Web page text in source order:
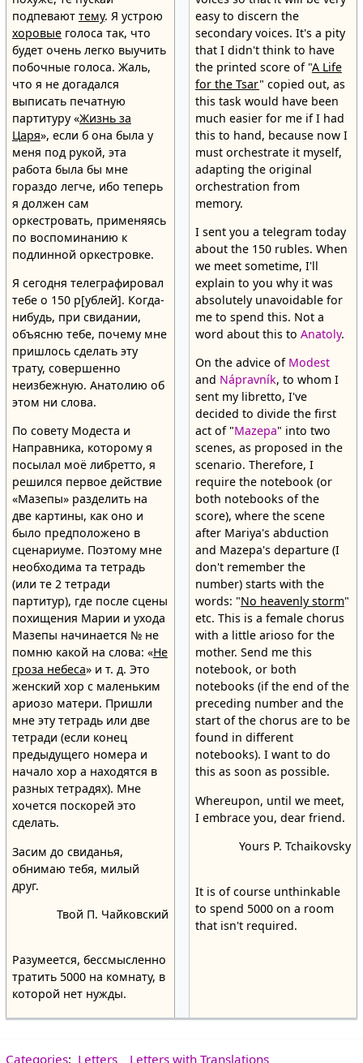
подпевают тему. Я устрою
хоровыеголоса так, что
будет очень легко выучить
побочные голоса. Жаль,
что я не догадался
выписать печатную
партитуру «Жизнь за
Царя», если б она была у
меня под рукой, эта
работа была бы мне
гораздо легче, ибо теперь
я должен сам
оркестровать, применяясь
по воспоминанию к
подлинной оркестровке.
Я сегодня телеграфировал
тебе о 150 р[ублей]. Когда-
нибудь, при свидании,
объясню тебе, почему мне
пришлось сделать эту
трату, совершенно
неизбежную. Анатолию об
этом ни слова.
По совету Модеста и
Направника, которому я
посылал моё либретто, я
решился первое действие
«Мазепы» разделить на
две картины, как оно и
было предположено в
сценариуме. Поэтому мне
необходима та тетрадь
(или те 2 тетради
партитур), где после сцены
похищения Марии и ухода
Мазепы начинается № не
помню какой на слова: «Не
гроза небеса» и т. д. Это
женский хор с маленьким
ариозо матери. Пришли
мне эту тетрадь или две
тетради (если конец
предыдущего номера и
начало хор а находятся в
разных тетрадях). Мне
хочется поскорей это
сделать.
Засим до свиданья,
обнимаю тебя, милый
друг.
Твой П. Чайковский
Разумеется, бессмысленно
тратить 5000 на комнату, в
которой нет нужды.
easy to discern the
secondary voices. It's a pity
that I didn't think to have
the printed score of "A Life
for the Tsar" copied out, as
this task would have been
much easier for me if I had
this to hand, because now I
must orchestrate it myself,
adapting the original
orchestration from
memory.
I sent you a telegram today
about the 150 rubles. When
we meet sometime, I'll
explain to you why it was
absolutely unavoidable for
me to spend this. Not a
word about this to Anatoly.
On the advice of Modest
and Nápravník, to whom I
sent my libretto, I've
decided to divide the first
act of "Mazepa" into two
scenes, as proposed in the
scenario. Therefore, I
require the notebook (or
both notebooks of the
score), where the scene
after Mariya's abduction
and Mazepa's departure (I
don't remember the
number) starts with the
words: "No heavenly storm"
etc. This is a female chorus
with a little arioso for the
mother. Send me this
notebook, or both
notebooks (if the end of the
preceding number and the
start of the chorus are to be
found in different
notebooks). I want to do
this as soon as possible.
Whereupon, until we meet,
I embrace you, dear friend.
Yours P. Tchaikovsky
It is of course unthinkable
to spend 5000 on a room
that isn't required.
Categories: Letters Letters with Translations